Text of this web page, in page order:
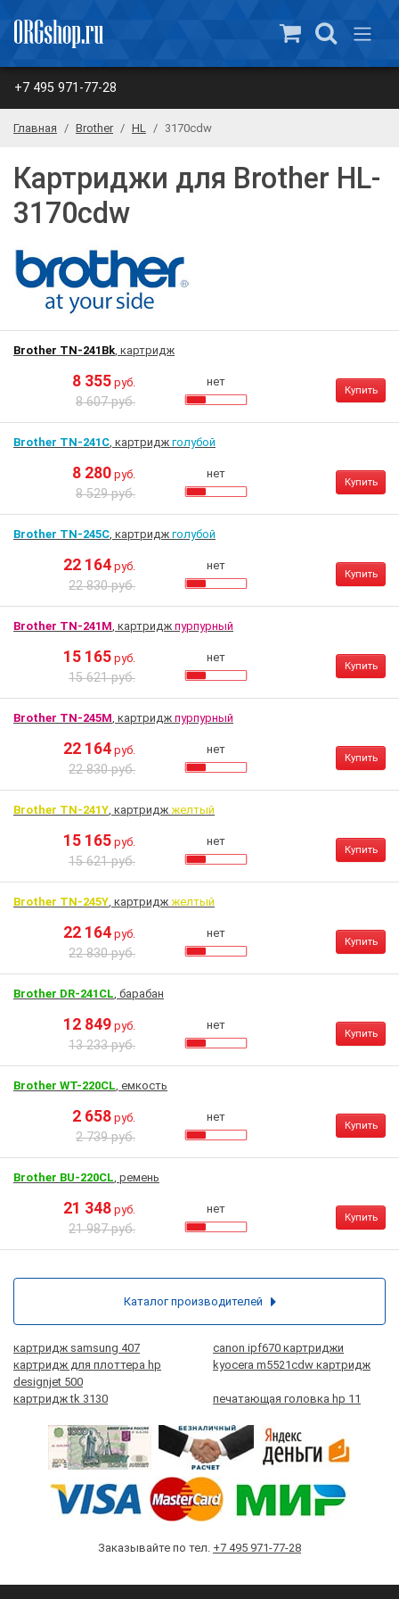
+7 495 971-77-28
Главная Brother HL 3170cdw
Картриджи для Brother HL-
3170cdw
Brother TN-241Bk, картридж
8 355 руб.
8 607 руб.
нет
Купить
Brother TN-241C, картридж голубой
8 280 руб.
8 529 руб.
нет
Купить
Brother TN-245C, картридж голубой
22 164 руб.
22 830 руб.
нет
Купить
Brother TN-241M, картридж пурпурный
15 165 руб.
15 621 руб.
нет
Купить
Brother TN-245M, картридж пурпурный
22 164 руб.
22 830 руб.
нет
Купить
Brother TN-241Y, картридж желтый
15 165 руб.
15 621 руб.
нет
Купить
Brother TN-245Y, картридж желтый
22 164 руб.
22 830 руб.
нет
Купить
Brother DR-241CL, барабан
12 849 руб.
13 233 руб.
нет
Купить
Brother WT-220CL, емкость
2 658 руб.
2 739 руб.
нет
Купить
Brother BU-220CL, ремень
21 348 руб.
21 987 руб.
нет
Купить
картридж samsung 407
canon ipf670 картриджи
картридж для плоттера hp
designjet 500
kyocera m5521cdw картридж
картридж tk 3130 печатающая головка hp 11
Заказывайте по тел. +7 495 971-77-28